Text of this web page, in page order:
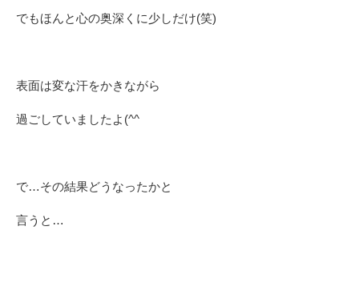
でもほんと心の奥深くに少しだけ(笑)
表面は変な汗をかきながら
過ごしていましたよ(^^ゞ
で…その結果どうなったかと
言うと…